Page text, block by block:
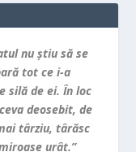
nu ştiu să se
tot ce i-a
silă de ei. În loc
deosebit, de
târziu, târăsc
urât.”